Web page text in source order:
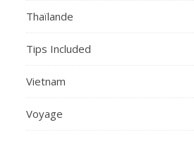
Thaïlande
Tips Included
Vietnam
Voyage